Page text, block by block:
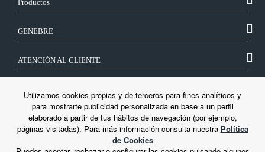
Productos
GENEBRE
ATENCIÓN AL CLIENTE
LEGAL
Utilizamos cookies propias y de terceros para fines analíticos y
para mostrarte publicidad personalizada en base a un perfil
elaborado a partir de tus hábitos de navegación (por ejemplo,
páginas visitadas). Para más información consulta nuestra Política
de Cookies